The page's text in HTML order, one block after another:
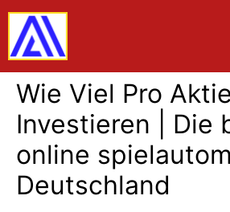
Wie Viel Pro Aktie
Investieren | Die
online
Deutschland